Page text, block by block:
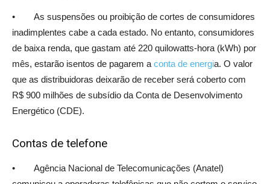
• As suspensões ou proibição de cortes de consumidores
inadimplentes cabe a cada estado. No entanto, consumidores
de baixa renda, que gastam até 220 quilowatts-hora (kWh) por
mês, estarão isentos de pagarem a conta de energia. O valor
que as distribuidoras deixarão de receber será coberto com
R$ 900 milhões de subsídio da Conta de Desenvolvimento
Energético (CDE).
Contas de telefone
• Agência Nacional de Telecomunicações (Anatel)